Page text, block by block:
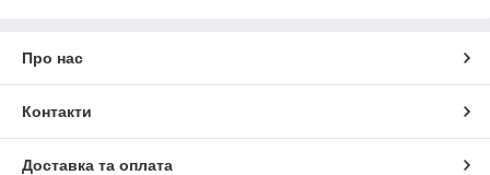
Про нас
Контакти
Доставка та оплата